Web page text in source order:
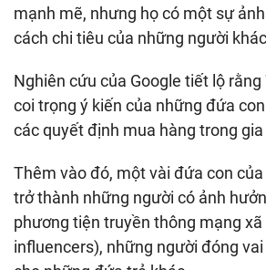
mạnh mẽ, nhưng họ có một sự
cách chi tiêu của những người
Nghiên cứu của Google tiết lộ rằng
coi trọng ý kiến của những đứa
các quyết định mua hàng trong
Thêm vào đó, một vài đứa con của
trở thành những người có ảnh
phương tiện truyền thông mạng xã
influencers), những người đóng